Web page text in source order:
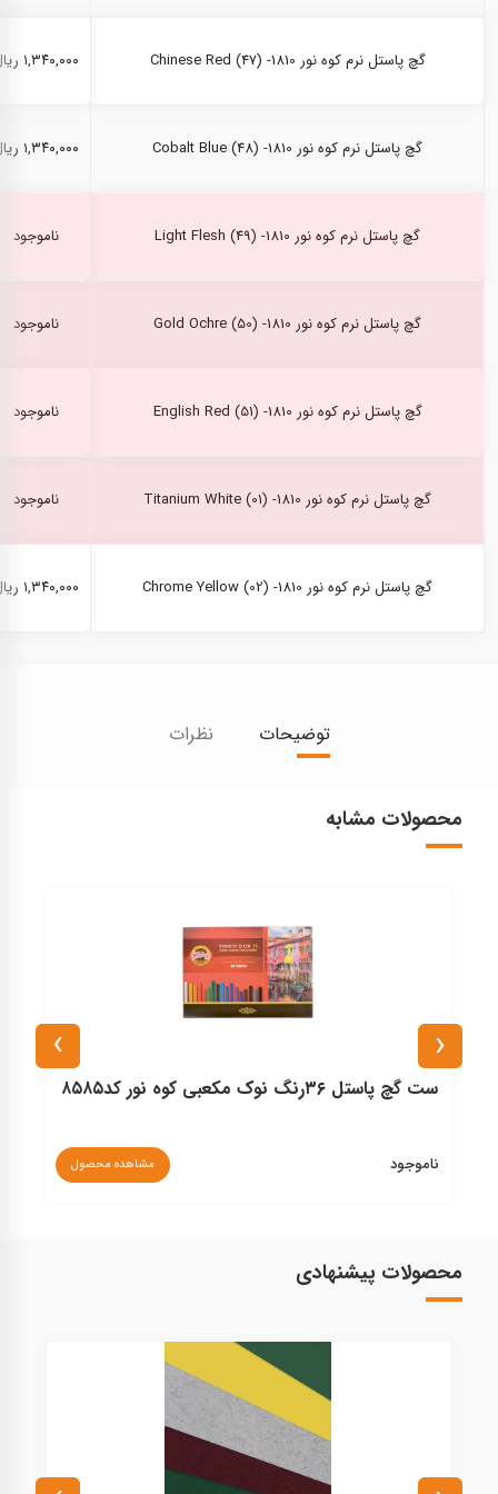
گچ پاستل نرم کوه نور Chinese Red (47) -1810 ۱,۳۴۰,۰۰۰ ریال
گچ پاستل نرم کوه نور Cobalt Blue (48) -1810 ۱,۳۴۰,۰۰۰ ریال
گچ پاستل نرم کوه نور Light Flesh (49) -1810 ناموجود
گچ پاستل نرم کوه نور Gold Ochre (50) -1810 ناموجود
گچ پاستل نرم کوه نور English Red (51) -1810 ناموجود
گچ پاستل نرم کوه نور Titanium White (01) -1810 ناموجود
گچ پاستل نرم کوه نور Chrome Yellow (02) -1810 ۱,۳۴۰,۰۰۰ ریال
توضیحات نظرات
محصولات مشابه
مشاهده محصول
ست گچ پاستل ۳۶رنگ کرتاکالر کد۴۸۰۳۶
‹
›
محصولات پیشنهادی